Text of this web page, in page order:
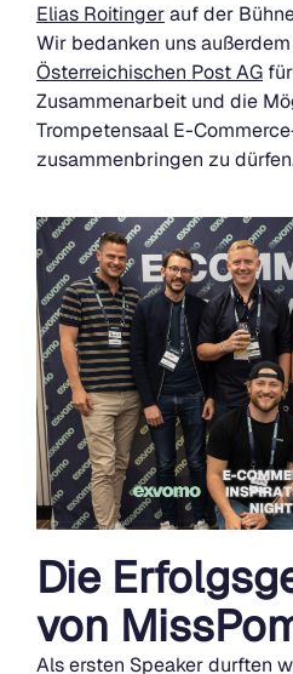
Elias Roitingerauf der
Wir bedanken uns
Österreichischen Post AG
Zusammenarbeit und die
Trompetensaal E-
zusammenbringen zu
Die
von
Als ersten Speaker durften